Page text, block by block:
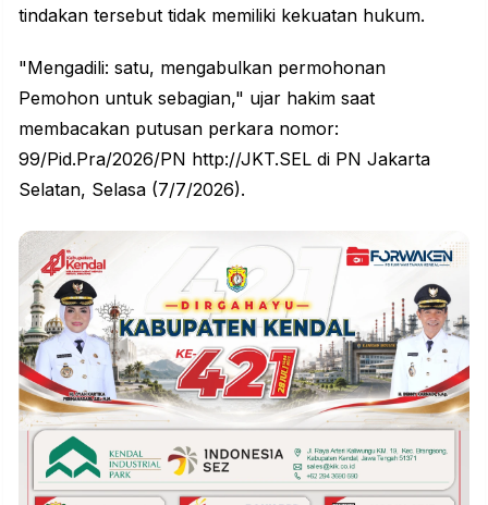
tindakan tersebut tidak memiliki kekuatan hukum.
"Mengadili: satu, mengabulkan permohonan
Pemohon untuk sebagian," ujar hakim saat
membacakan putusan perkara nomor:
99/Pid.Pra/2026/PN http://JKT.SEL di PN Jakarta
Selatan, Selasa (7/7/2026).